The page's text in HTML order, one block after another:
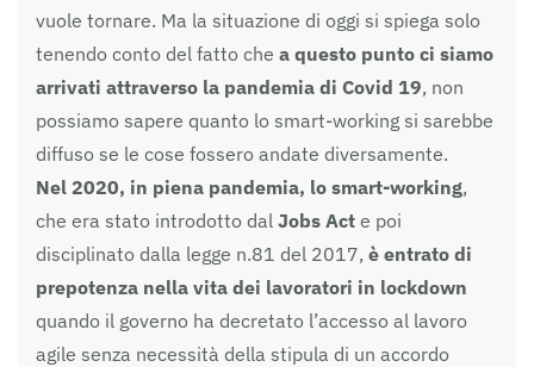
vuole tornare. Ma la situazione di oggi si spiega solo
tenendo conto del fatto che a questo punto ci siamo
arrivati attraverso la pandemia di Covid 19, non
possiamo sapere quanto lo smart-working si sarebbe
diffuso se le cose fossero andate diversamente.
Nel 2020, in piena pandemia, lo smart-working,
che era stato introdotto dal Jobs Act e poi
disciplinato dalla legge n.81 del 2017, è entrato di
prepotenza nella vita dei lavoratori in lockdown
quando il governo ha decretato l’accesso al lavoro
agile senza necessità della stipula di un accordo